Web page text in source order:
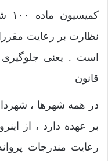
نظارت بر رعایت
است . یعنی
قانون
در همه شهرها ،
بر عهده دارد ، از
رعایت مندرجات